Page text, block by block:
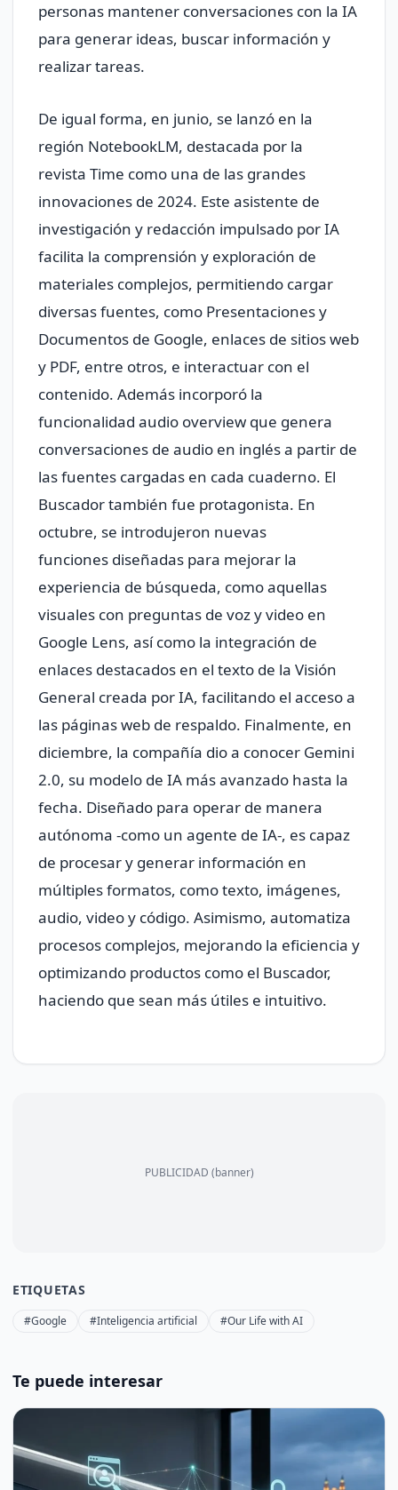
personas mantener conversaciones con la IA
para generar ideas, buscar información y
realizar tareas.
De igual forma, en junio, se lanzó en la
región NotebookLM, destacada por la
revista Time como una de las grandes
innovaciones de 2024. Este asistente de
investigación y redacción impulsado por IA
facilita la comprensión y exploración de
materiales complejos, permitiendo cargar
diversas fuentes, como Presentaciones y
Documentos de Google, enlaces de sitios web
y PDF, entre otros, e interactuar con el
contenido. Además incorporó la
funcionalidad audio overview que genera
conversaciones de audio en inglés a partir de
las fuentes cargadas en cada cuaderno. El
Buscador también fue protagonista. En
octubre, se introdujeron nuevas
funciones diseñadas para mejorar la
experiencia de búsqueda, como aquellas
visuales con preguntas de voz y video en
Google Lens, así como la integración de
enlaces destacados en el texto de la Visión
General creada por IA, facilitando el acceso a
las páginas web de respaldo. Finalmente, en
diciembre, la compañía dio a conocer Gemini
2.0, su modelo de IA más avanzado hasta la
fecha. Diseñado para operar de manera
autónoma -como un agente de IA-, es capaz
de procesar y generar información en
múltiples formatos, como texto, imágenes,
audio, video y código. Asimismo, automatiza
procesos complejos, mejorando la eficiencia y
optimizando productos como el Buscador,
haciendo que sean más útiles e intuitivo.
PUBLICIDAD (banner)
ETIQUETAS
#Google #Inteligencia artificial #Our Life with AI
Te puede interesar